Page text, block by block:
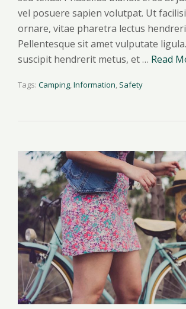
vel posuere sapien volutpat. Ut
ornare, vitae pharetra lectus
Pellentesque sit amet vulputate
suscipit hendrerit metus, et … Read
Tags: Camping,Information, Safety